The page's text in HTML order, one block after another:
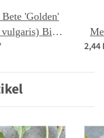
'Golden'
vulgaris) Bio
Saatgut
2,44